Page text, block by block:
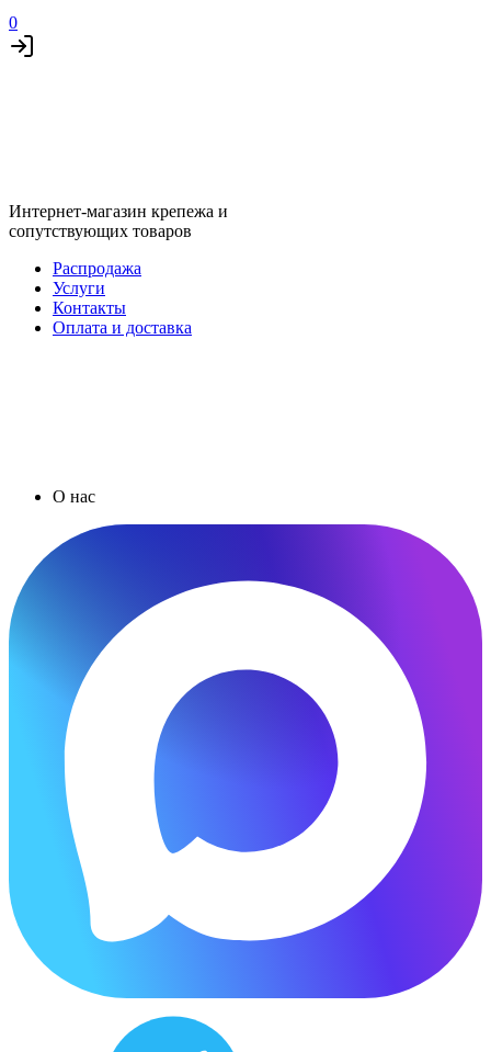
0
Интернет-магазин крепежа и
сопутствующих товаров
Распродажа
Услуги
Контакты
Оплата и доставка
О нас